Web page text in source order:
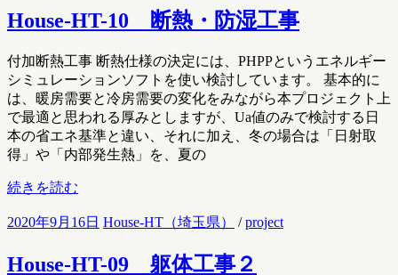
House-HT-10 断熱・防湿工事
付加断熱工事 断熱仕様の決定には、PHPPというエネルギー
シミュレーションソフトを使い検討しています。 基本的に
は、暖房需要と冷房需要の変化をみながら本プロジェクト上
で最適と思われる厚みとしますが、Ua値のみで検討する日
本の省エネ基準と違い、それに加え、冬の場合は「日射取
得」や「内部発生熱」を、夏の
続きを読む
2020年9月16日 House-HT（埼玉県） /project
House-HT-09 躯体工事２